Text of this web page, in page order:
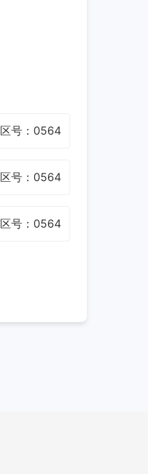
区号：0564
区号：0564
区号：0564